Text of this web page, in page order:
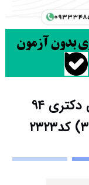
دانلود دفترچه سوالات آزمون دکتری ۹۴